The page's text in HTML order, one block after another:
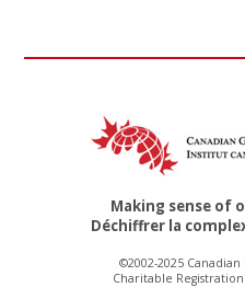
Making sense of
Déchiffrer la
©2002-2025
Charitable Registration